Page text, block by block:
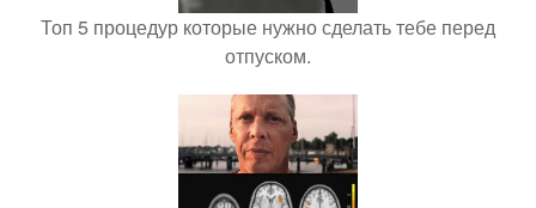
Топ 5 процедур которые нужно сделать тебе перед
отпуском.